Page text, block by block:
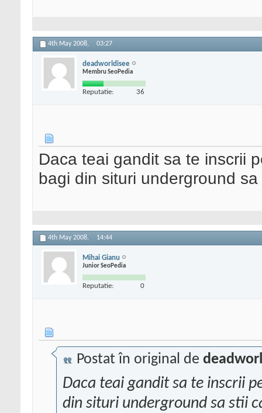
4th May 2008, 03:27
deadworldisee
Membru SeoPedia
Reputatie: 36
Daca teai gandit sa te inscrii
bagi din situri underground
4th May 2008, 14:44
Mihai Gianu
Junior SeoPedia
Reputatie: 0
Postat în original de
Daca teai gandit sa te inscrii
din situri underground sa stii